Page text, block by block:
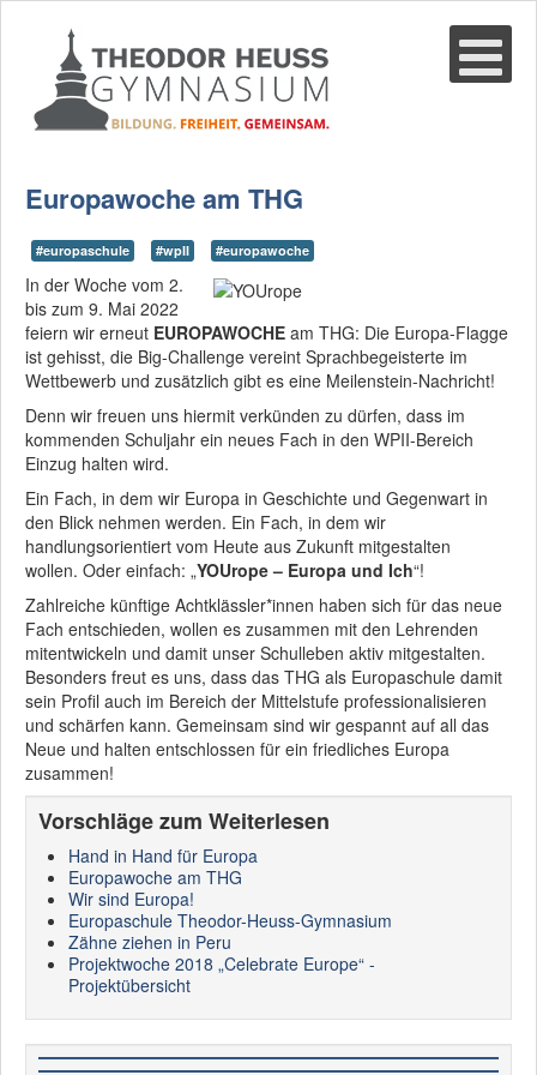
Europawoche am THG
#europaschule #wpII #europawoche
In der Woche vom 2.
bis zum 9. Mai 2022
feiern wir erneut EUROPAWOCHE am THG: Die Europa-Flagge
ist gehisst, die Big-Challenge vereint Sprachbegeisterte im
Wettbewerb und zusätzlich gibt es eine Meilenstein-Nachricht!
Denn wir freuen uns hiermit verkünden zu dürfen, dass im
kommenden Schuljahr ein neues Fach in den WPII-Bereich
Einzug halten wird.
Ein Fach, in dem wir Europa in Geschichte und Gegenwart in
den Blick nehmen werden. Ein Fach, in dem wir
handlungsorientiert vom Heute aus Zukunft mitgestalten
wollen. Oder einfach: „YOUrope – Europa und Ich“!
Zahlreiche künftige Achtklässler*innen haben sich für das neue
Fach entschieden, wollen es zusammen mit den Lehrenden
mitentwickeln und damit unser Schulleben aktiv mitgestalten.
Besonders freut es uns, dass das THG als Europaschule damit
sein Profil auch im Bereich der Mittelstufe professionalisieren
und schärfen kann. Gemeinsam sind wir gespannt auf all das
Neue und halten entschlossen für ein friedliches Europa
zusammen!
Vorschläge zum Weiterlesen
Hand in Hand für Europa
Europawoche am THG
Wir sind Europa!
Europaschule Theodor-Heuss-Gymnasium
Zähne ziehen in Peru
Projektwoche 2018 „Celebrate Europe“ -
Projektübersicht